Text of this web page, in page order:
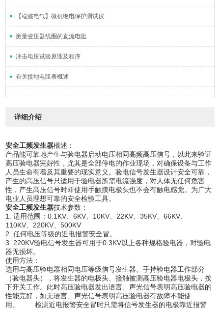
【端懿电气】微机继电保护测试仪
测量变压器线圈的直流电阻
冲击电压试验原理及程序
有关接地电阻表概述
详细介绍
安全工频发生器概述：
产品能可靠地产生与验电器启动电压相同高频高压信号，以此来验证
高压验电器完好性，尤其是全部停电的作业现场，对确保设备与工作
人员生命有着及其重要的现实意义。验电信号发生器设计安全可靠，
产生的高压信号只适用于验电器所需电流强度，对人体无任何危害
性，产生高压信号时即使用手触摸电极头也不会有触电感觉。为广大
电业人员理想可靠的安全检验工具。
安全工频发生器技术参数：
1. 适用范围：0.1KV、6KV、10KV、22KV、35KV、66KV、
110KV、220KV、500KV
2. 任何电压等级的近电报警安全冒。
3. 220KV验电信号发生器可用于0.3KV以上各种规格验电器，对验电
器无损坏。
使用方法：
选用与高压验电器相同电压等级信号发生器。手持验电器工作部分
（验电器头），将发生器的电极头、接触被测高压验电器电极头，按
下开关工作。此时高压验电器发出语言、声光信号表明高压验电器的
性能完好，如无语言、声光信号表明高压验电器有故障不能使
用。 检测近电报警安全冒时只需将信号发生器的电极靠近报警